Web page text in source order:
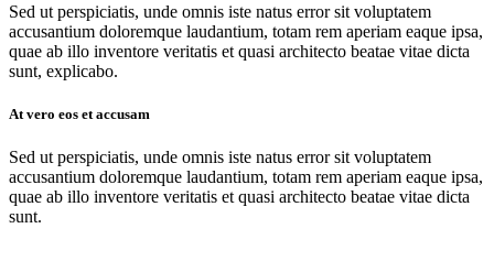
Sed ut perspiciatis, unde omnis iste natus error sit voluptatem
accusantium doloremque laudantium, totam rem aperiam eaque ipsa,
quae ab illo inventore veritatis et quasi architecto beatae vitae dicta
sunt, explicabo.
At vero eos et accusam
Sed ut perspiciatis, unde omnis iste natus error sit voluptatem
accusantium doloremque laudantium, totam rem aperiam eaque ipsa,
quae ab illo inventore veritatis et quasi architecto beatae vitae dicta
sunt.